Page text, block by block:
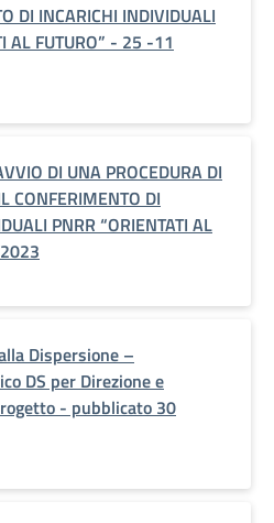
DI INCARICHI INDIVIDUALI
AL FUTURO” - 25 -11
DI UNA PROCEDURA DI
CONFERIMENTO DI
PNRR “ORIENTATI AL
Dispersione –
DS per Direzione e
- pubblicato 30